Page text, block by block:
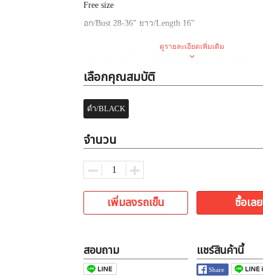
Free size
อก/Bust 28-36" ยาว/Length 16"
ไม่ขายปลีก
จำหน่าย
✅ขายส่งแบบละ
ดูรายละเอียดเพิ่มเติม
เลือกคุณสมบัติ
ดำ/BLACK
จำนวน
เพิ่มลงรถเข็น ซื้อเลย
สอบถาม แชร์สินค้านี้